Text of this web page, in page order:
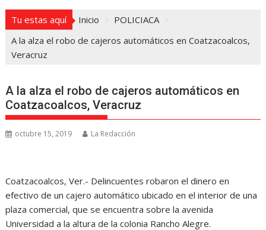
Tu estas aquí Inicio
POLICIACA
A la alza el robo de cajeros automáticos en Coatzacoalcos,
Veracruz
A la alza el robo de cajeros automáticos en
Coatzacoalcos, Veracruz
octubre 15, 2019 La Redacción
Coatzacoalcos, Ver.- Delincuentes robaron el dinero en
efectivo de un cajero automático ubicado en el interior de una
plaza comercial, que se encuentra sobre la avenida
Universidad a la altura de la colonia Rancho Alegre.